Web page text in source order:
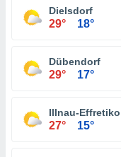
Dielsdorf
29° 18°
Dübendorf
29° 17°
Illnau-
27° 15°